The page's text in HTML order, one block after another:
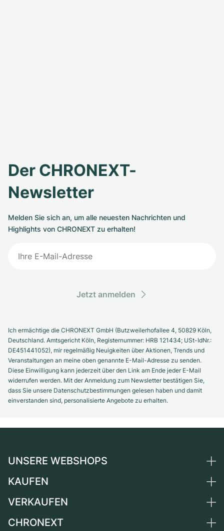
Der CHRONEXT-
Newsletter
Melden Sie sich an, um alle neuesten Nachrichten und
Highlights von CHRONEXT zu erhalten!
Jetzt anmelden
Ich ermächtige die CHRONEXT GmbH (Butzweilerhofallee 4, 50829 Köln,
Deutschland. Amtsgericht Köln, Registernummer: HRB 121434; USt-IdNr.:
DE451441052), mir regelmäßig Neuigkeiten über Aktionen, Trends und
Veranstaltungen an meine oben genannte E-Mail-Adresse zu senden.
Diese Einwilligung kann jederzeit über den Link am Ende jeder E-Mail
widerrufen werden. Mit der Anmeldung zum Newsletter bestätigen Sie,
dass Sie unsere Datenschutzbestimmungen gelesen haben und damit
einverstanden sind, personalisierte Angebote zu erhalten.
UNSERE WEBSHOPS
Deutschland
Schweiz
KAUFEN
Alle Luxusuhren
VERKAUFEN
Uhr verkaufen
CHRONEXT